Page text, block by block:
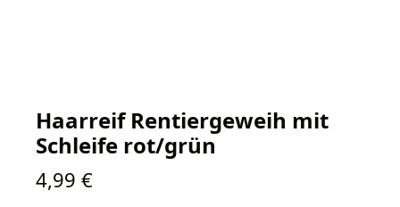
Haarreif Rentiergeweih mit
Schleife rot/grün
Regulärer Preis:
4,99 €